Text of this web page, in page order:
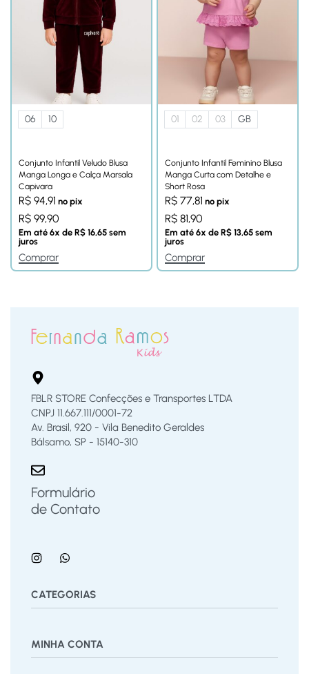
06 10
Conjunto Infantil Veludo Blusa
Manga Longa e Calça Marsala
Capivara
R$ 94,91 no pix
R$ 99,90
Em até 6x de R$ 16,65 sem
juros
Comprar
01 02 03 GB
Conjunto Infantil Feminino Blusa
Manga Curta com Detalhe e
Short Rosa
R$ 77,81 no pix
R$ 81,90
Em até 6x de R$ 13,65 sem
juros
Comprar
FBLR STORE Confecções e Transportes LTDA
CNPJ 11.667.111/0001-72
Av. Brasil, 920 - Vila Benedito Geraldes
Bálsamo, SP - 15140-310
Formulário
de Contato
CATEGORIAS
MINHA CONTA